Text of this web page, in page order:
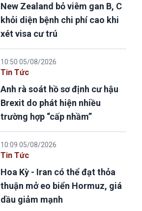
New Zealand bỏ viêm gan B, C
khỏi diện bệnh chi phí cao khi
xét visa cư trú
10:50 05/08/2026
Tin Tức
Anh rà soát hồ sơ định cư hậu
Brexit do phát hiện nhiều
trường hợp “cấp nhầm”
10:09 05/08/2026
Tin Tức
Hoa Kỳ - Iran có thể đạt thỏa
thuận mở eo biển Hormuz, giá
dầu giảm mạnh